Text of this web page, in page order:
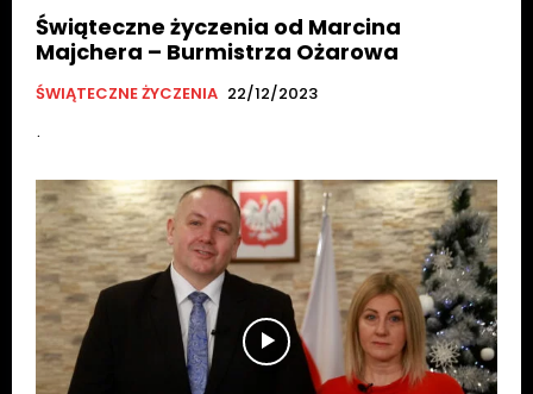
Świąteczne życzenia od Marcina
Majchera – Burmistrza Ożarowa
ŚWIĄTECZNE ŻYCZENIA 22/12/2023
.